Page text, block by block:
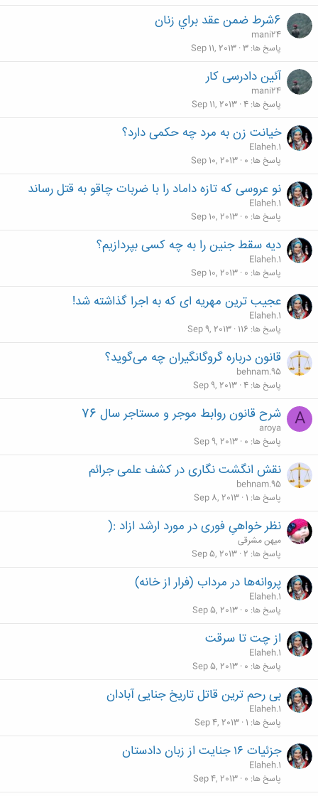
6شرط ضمن عقد براي زنان
mani24
پاسخ ها 3
Sep 11, 2013
آئین دادرسی کار
mani24
پاسخ ها 4
Sep 11, 2013
خیانت زن به مرد چه حکمی دارد؟
Elaheh.1
پاسخ ها 0
Sep 10, 2013
نو عروسی که تازه داماد را با ضربات چاقو به قتل رساند
Elaheh.1
پاسخ ها 0
Sep 10, 2013
دیه سقط جنین را به چه کسی بپردازیم؟
Elaheh.1
پاسخ ها 0
Sep 10, 2013
عجیب ترین مهریه ای که به اجرا گذاشته شد!
Elaheh.1
پاسخ ها 116
Sep 9, 2013
قانون درباره گروگانگیران چه می‌گوید؟
behnam.95
پاسخ ها 4
Sep 9, 2013
A شرح قانون روابط موجر و مستاجر سال 76
aroya
پاسخ ها 0
Sep 9, 2013
نقش انگشت نگاری در کشف علمی جرائم
behnam.95
پاسخ ها 1
Sep 8, 2013
نظر خواهیِ فوری در مورد ارشد ازاد :(
میهن مشرقی
پاسخ ها 2
Sep 5, 2013
پروانه‌ها در مرداب (فرار از خانه)
Elaheh.1
پاسخ ها 0
Sep 5, 2013
از چت تا سرقت
Elaheh.1
پاسخ ها 0
Sep 5, 2013
بی رحم ترین قاتل تاریخ جنایی آبادان
Elaheh.1
پاسخ ها 1
Sep 4, 2013
جزئیات ۱۶ جنایت از زبان دادستان
Elaheh.1
پاسخ ها 0
Sep 4, 2013